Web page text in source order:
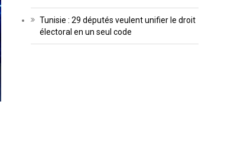
Tunisie : 29 députés veulent unifier le droit
électoral en un seul code